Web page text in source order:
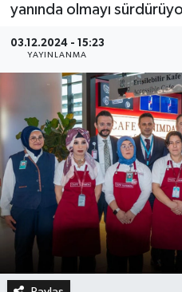
yanında olmayı
03.12.2024 - 15:23
YAYINLANMA